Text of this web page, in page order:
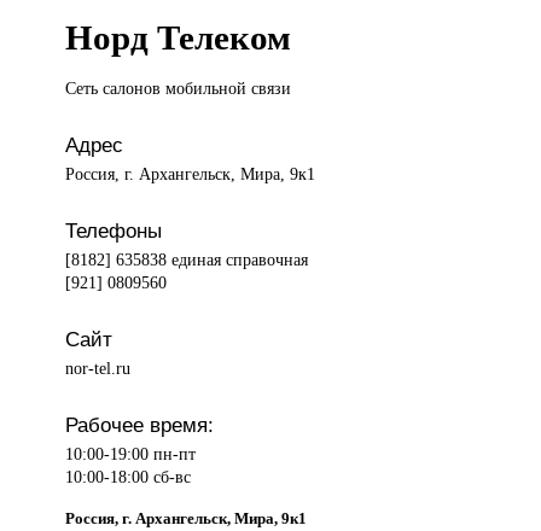
Норд Телеком
Сеть салоновмобильной связи
Адрес
Россия, г. Архангельск, Мира, 9к1
Телефоны
[8182] 635838 единая справочная
[921] 0809560
Сайт
nor-tel.ru
Рабочее время:
10:00-19:00 пн-пт
10:00-18:00 сб-вс
Россия, г. Архангельск, Мира, 9к1